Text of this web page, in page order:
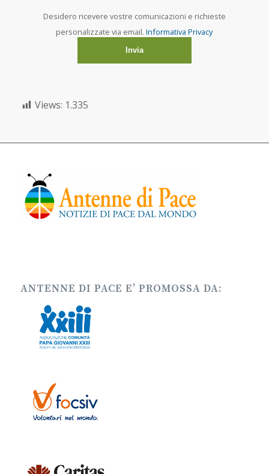
Desidero ricevere vostre comunicazioni e richieste
personalizzate via email.Informativa Privacy
Views: 1.335
ANTENNE DI PACE E’ PROMOSSA DA: